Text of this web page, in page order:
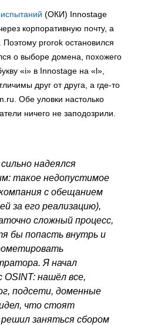
(ОКИ) Innostage
корпоративную почту, а
prorok остановился
о выборе домена, похожего
«i» в Innostage на «l»,
друг от друга, а где-то
Обе уловки настолько
ничего не заподозрили.
надеялся
такое недопустимое
с обещанием
за его реализацию),
сложный процесс,
бы попасть внутрь и
Я начал
нашёл все,
подсети, доменные
что стоят
заняться сбором